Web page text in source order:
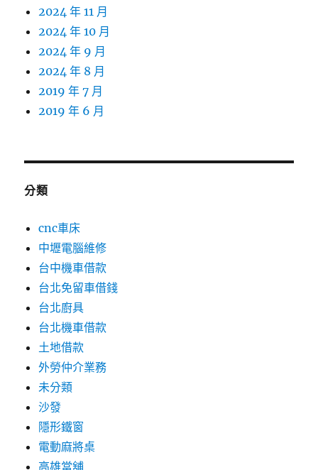
2024 年 11 月
2024 年 10 月
2024 年 9 月
2024 年 8 月
2019 年 7 月
2019 年 6 月
分類
cnc車床
中壢電腦維修
台中機車借款
台北免留車借錢
台北廚具
台北機車借款
土地借款
外勞仲介業務
未分類
沙發
隱形鐵窗
電動麻將桌
高雄當舖